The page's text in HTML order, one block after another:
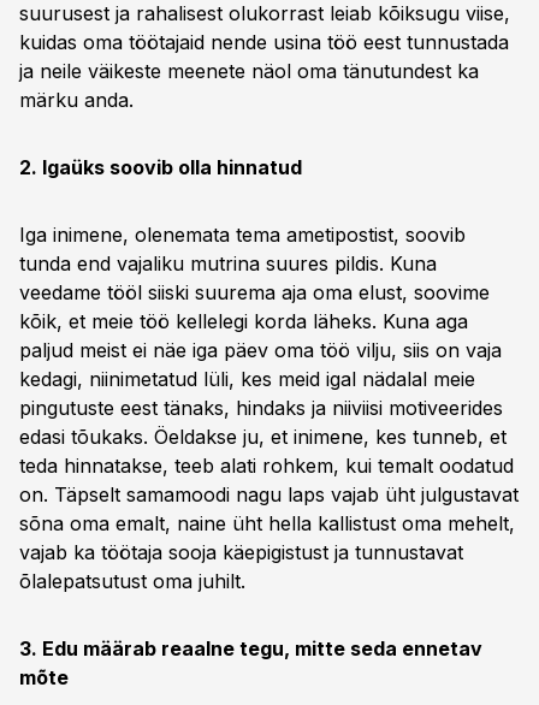
suurusest ja rahalisest olukorrast leiab kõiksugu viise,
kuidas oma töötajaid nende usina töö eest tunnustada
ja neile väikeste meenete näol oma tänutundest ka
märku anda.
2. Igaüks soovib olla hinnatud
Iga inimene, olenemata tema ametipostist, soovib
tunda end vajaliku mutrina suures pildis. Kuna
veedame tööl siiski suurema aja oma elust, soovime
kõik, et meie töö kellelegi korda läheks. Kuna aga
paljud meist ei näe iga päev oma töö vilju, siis on vaja
kedagi, niinimetatud lüli, kes meid igal nädalal meie
pingutuste eest tänaks, hindaks ja niiviisi motiveerides
edasi tõukaks. Öeldakse ju, et inimene, kes tunneb, et
teda hinnatakse, teeb alati rohkem, kui temalt oodatud
on. Täpselt samamoodi nagu laps vajab üht julgustavat
sõna oma emalt, naine üht hella kallistust oma mehelt,
vajab ka töötaja sooja käepigistust ja tunnustavat
õlalepatsutust oma juhilt.
3. Edu määrab reaalne tegu, mitte seda ennetav
mõte